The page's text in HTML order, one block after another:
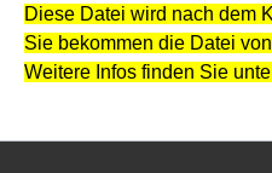
Diese Datei wird nach dem
Sie bekommen die Datei
Weitere Infos finden Sie